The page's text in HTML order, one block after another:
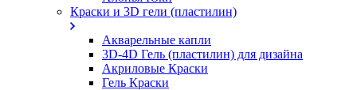
Краски и 3D гели (пластилин)
Акварельные капли
3D-4D Гель (пластилин) для дизайна
Акриловые Краски
Гель Краски